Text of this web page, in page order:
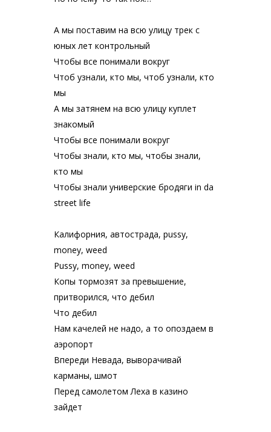
А мы поставим на всю улицу трек с
юных лет контрольный
Чтобы все понимали вокруг
Чтоб узнали, кто мы, чтоб узнали, кто
мы
А мы затянем на всю улицу куплет
знакомый
Чтобы все понимали вокруг
Чтобы знали, кто мы, чтобы знали,
кто мы
Чтобы знали универские бродяги in da
street life
Калифорния, автострада, pussy,
money, weed
Pussy, money, weed
Копы тормозят за превышение,
притворился, что дебил
Что дебил
Нам качелей не надо, а то опоздаем в
аэропорт
Впереди Невада, выворачивай
карманы, шмот
Перед самолетом Леха в казино
зайдет